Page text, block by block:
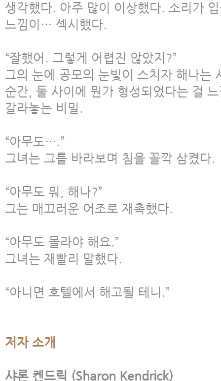
생각했다. 아주 많이 이상했다. 소리가
느낌이… 섹시했다.
“잘했어. 그렇게 어렵진 않았지?”
그의 눈에 공모의 눈빛이 스치자 해나는
순간, 둘 사이에 뭔가 형성되었다는 걸
갈라놓는 비밀.
“아무도….”
그녀는 그를 바라보며 침을 꼴깍 삼켰다.
“아무도 뭐, 해나?”
그는 매끄러운 어조로 재촉했다.
“아무도 몰라야 해요.”
그녀는 재빨리 말했다.
“아니면 호텔에서 해고될 테니.”
저자 소개
샤론 켄드릭 (Sharon Kendrick)